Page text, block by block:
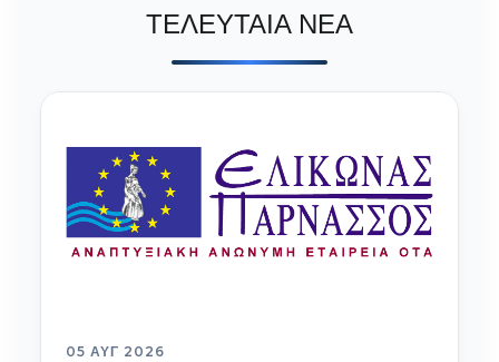
ΤΕΛΕΥΤΑΙΑ ΝΕΑ
05 ΑΥΓ 2026